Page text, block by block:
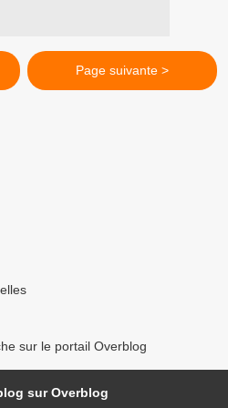
Page suivante >
sur le portail Overblog
sur Overblog